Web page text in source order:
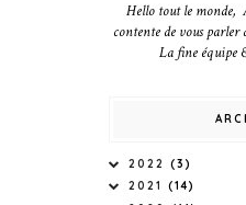
Hello tout le monde,
contente de vous
La fine équipe
2022 (3)
2021 (14)